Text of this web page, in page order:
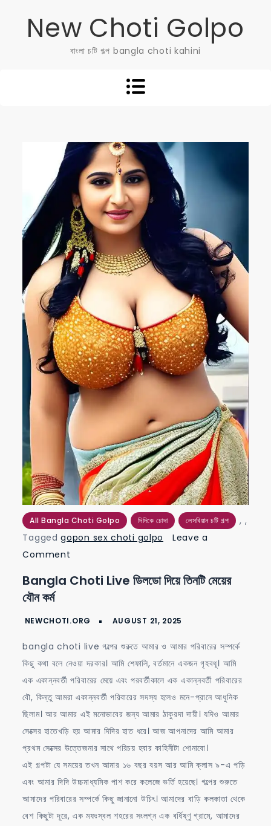
New Choti Golpo
বাংলা চটি গল্প bangla choti kahini
All Bangla Choti Golpo ,
দিদিকে চোদা ,
লেসবিয়ান চটি গল্প
Taggedgopon sex choti golpo
Leave a
Comment
choti
ডিলডো
Bangla Choti Live ডিলডো দিয়ে তিনটি মেয়ের
যৌন কর্ম
bangla choti live গল্পের শুরুতে আমার ও আমার পরিবারের সম্পর্কে
কিছু কথা বলে নেওয়া দরকার। আমি শেফালি, বর্তমানে একজন গৃহবধূ। আমি
এক একান্নবর্তী পরিবারের মেয়ে এবং পরবর্তীকালে এক একান্নবর্তী পরিবারের
বৌ, কিন্তু আমরা একান্নবর্তী পরিবারের সদস্য হলেও মনে-প্রানে আধুনিক
ছিলাম। আর আমার এই মনোভাবের জন্য আমার ঠাকুরদা দায়ী। যদিও আমার
সেক্সের হাতেখড়ি হয় আমার দিদির হাত ধরে। আজ আপনাদের আমি আমার
প্রথম সেক্সের উত্তেজনার সাথে পরিচয় হবার কাহিনীটা শোনাবো।
এই গল্পটা যে সময়ের তখন আমার ১৬ বছর বয়স আর আমি ক্লাস ৯-এ পড়ি
এবং আমার দিদি উচ্চমাধ্যমিক পাশ করে কলেজে ভর্তি হয়েছে। গল্পের শুরুতে
আমাদের পরিবারের সম্পর্কে কিছু জানানো উচিৎ। আমাদের বাড়ি কলকাতা থেকে
বেশ কিছুটা দূরে, এক মফঃস্বল শহরের সংলগ্ন এক বর্ধিষ্ণু গ্রামে, আমাদের